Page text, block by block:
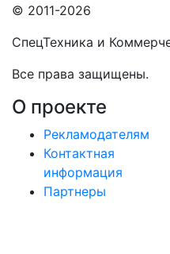
© 2011-2026
СпецТехника и
Все права защищены.
О проекте
Рекламодателям
Контактная
информация
Партнеры